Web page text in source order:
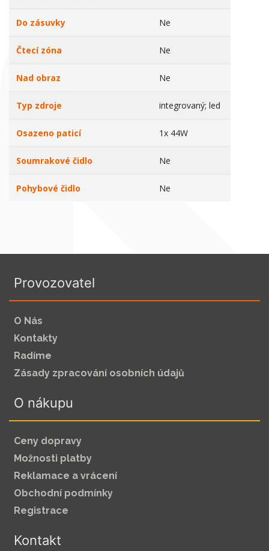
Do zásuvky Ne
Čtecí zóna Ne
Nad obraz Ne
Typ zdroje integrovaný; led
Osazeno paticí 1x 44W
Soumrakové čidlo Ne
Pohybové čidlo Ne
Provozovatel
O Nás
Kontakty
Radíme
Zásady zpracování osobních údajů
O nákupu
Ceny dopravy
Možnosti platby
Reklamace a vrácení
Obchodní podmínky
Registrace
Kontakt